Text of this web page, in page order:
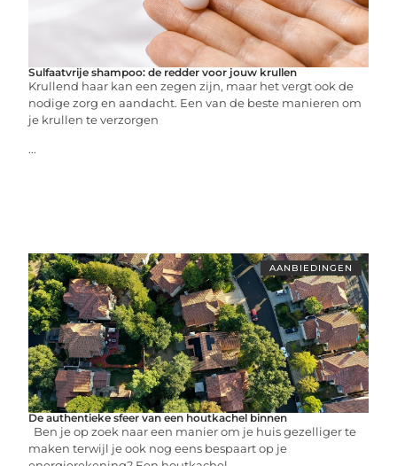
Sulfaatvrije shampoo: de redder voor jouw krullen
Krullend haar kan een zegen zijn, maar het vergt ook de
nodige zorg en aandacht. Een van de beste manieren om
je krullen te verzorgen
...
AANBIEDINGEN
De authentieke sfeer van een houtkachel binnen
Ben je op zoek naar een manier om je huis gezelliger te
maken terwijl je ook nog eens bespaart op je